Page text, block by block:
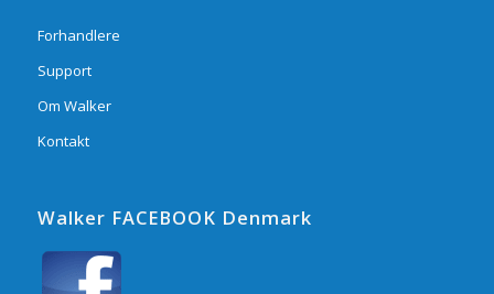
Forhandlere
Support
Om Walker
Kontakt
Walker FACEBOOK Denmark